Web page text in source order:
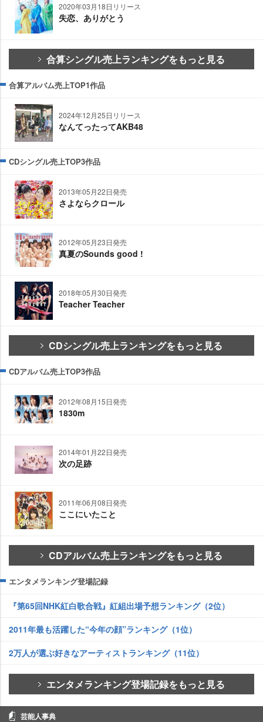
2020年03月18日リリース
失恋、ありがとう
合算シングル売上ランキングをもっと見る
合算アルバム売上TOP1作品
2024年12月25日リリース
なんてったってAKB48
CDシングル売上TOP3作品
2013年05月22日発売
さよならクロール
2012年05月23日発売
真夏のSounds good !
2018年05月30日発売
Teacher Teacher
CDシングル売上ランキングをもっと見る
CDアルバム売上TOP3作品
2012年08月15日発売
1830m
2014年01月22日発売
次の足跡
2011年06月08日発売
ここにいたこと
CDアルバム売上ランキングをもっと見る
エンタメランキング登場記録
『第65回NHK紅白歌合戦』紅組出場予想ランキング（2位）
2011年最も活躍した“今年の顔”ランキング（1位）
2万人が選ぶ好きなアーティストランキング（11位）
エンタメランキング登場記録をもっと見る
芸能人事典